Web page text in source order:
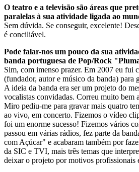
O teatro e a televisão são áreas que
paralelas à sua atividade ligada ao
Sem dúvida. Se conseguir, excelente!
é conciliável.
Pode falar-nos um pouco da sua
banda portuguesa de Pop/Rock
Sim, com imenso prazer. Em 2007 eu fui
(fundador, autor e músico da banda)
A ideia da banda era ser um projeto do
vocalistas convidadas. Correu muito bem
Miro pediu-me para gravar mais quatro
ao vivo, em concerto. Fizemos o vídeo
foi um enorme sucesso! Fizemos vários
passou em várias rádios, fez parte da
com Açúcar" e acabaram também por
da SIC e TVI, mais três temas que
deixar o projeto por motivos profissionais